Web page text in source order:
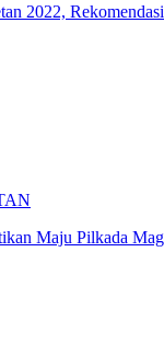
2022,
Maju Pilkada